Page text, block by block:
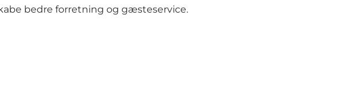
bedre forretning og gæsteservice.